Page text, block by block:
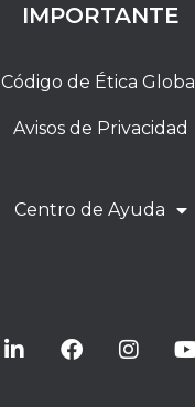
IMPORTANTE
Código de Ética Global
Avisos de Privacidad
Centro de Ayuda